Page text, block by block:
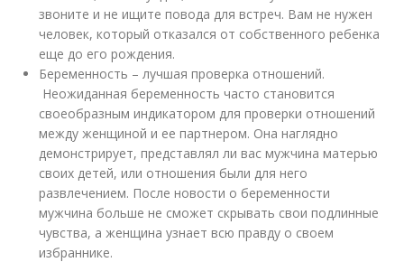
звоните и не ищите повода для встреч. Вам не нужен
человек, который отказался от собственного ребенка
еще до его рождения.
Беременность – лучшая проверка отношений.
Неожиданная беременность часто становится
своеобразным индикатором для проверки отношений
между женщиной и ее партнером. Она наглядно
демонстрирует, представлял ли вас мужчина матерью
своих детей, или отношения были для него
развлечением. После новости о беременности
мужчина больше не сможет скрывать свои подлинные
чувства, а женщина узнает всю правду о своем
избраннике.